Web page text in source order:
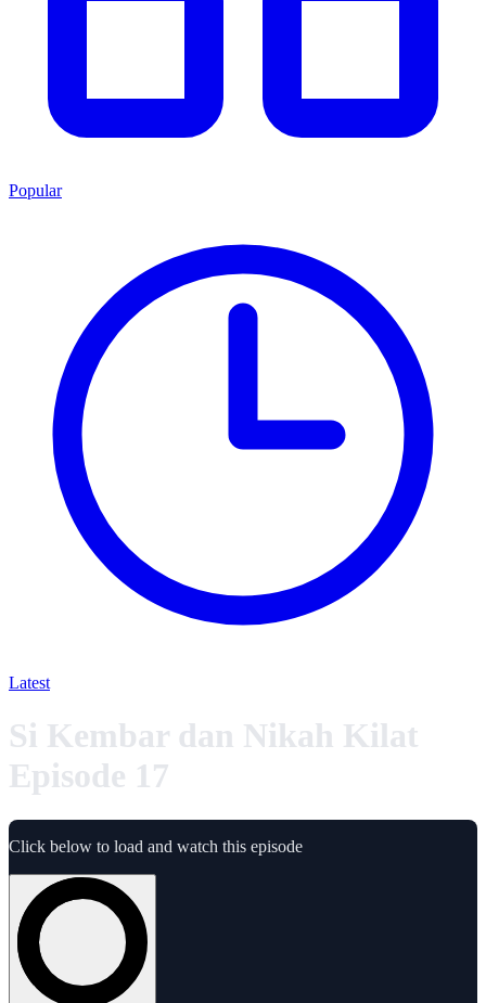
Popular
Latest
Si Kembar dan Nikah Kilat
Episode 17
Click below to load and watch this episode